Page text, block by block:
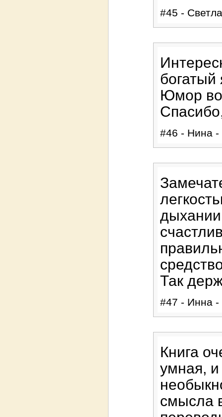
#45 -
богатый
Юмор
#46 - Нина -
Так
#47 - Инна -
Книга
умная, и
смысла